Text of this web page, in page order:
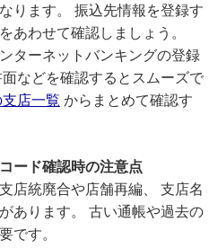
ります。 振込先情報を登録す
あわせて確認しましょう。
ターネットバンキングの登録
などを確認するとスムーズで
店一覧 からまとめて確認す
ード確認時の注意点
店統廃合や店舗再編、 支店名
あります。 古い通帳や過去の
です。